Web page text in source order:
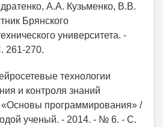
А.А. Кузьменко, В.В.
Брянского
университета. -
261-270.
технологии
и контроля знаний
«Основы программирования» /
ученый. - 2014. - № 6. - С.